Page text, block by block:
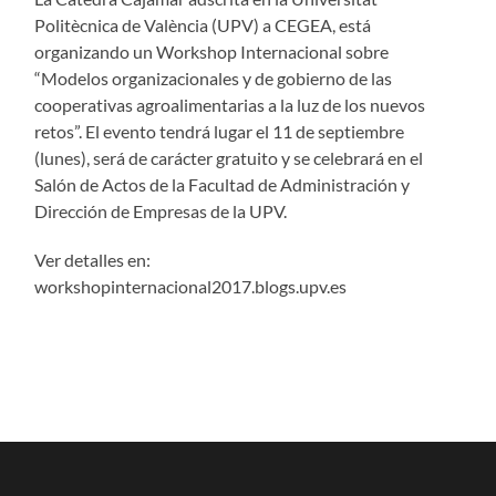
Politècnica de València (UPV) a CEGEA, está
organizando un Workshop Internacional sobre
“Modelos organizacionales y de gobierno de las
cooperativas agroalimentarias a la luz de los nuevos
retos”. El evento tendrá lugar el 11 de septiembre
(lunes), será de carácter gratuito y se celebrará en el
Salón de Actos de la Facultad de Administración y
Dirección de Empresas de la UPV.
Ver detalles en:
workshopinternacional2017.blogs.upv.es